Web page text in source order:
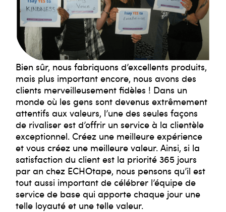
Bien sûr, nous fabriquons d’excellents produits,
mais plus important encore, nous avons des
clients merveilleusement fidèles ! Dans un
monde où les gens sont devenus extrêmement
attentifs aux valeurs, l’une des seules façons
de rivaliser est d’offrir un service à la clientèle
exceptionnel.Créez une meilleure expérience
et vous créez une meilleure valeur. Ainsi, si la
satisfaction du client est la priorité 365 jours
par an chez ECHOtape, nous pensons qu’il est
tout aussi important de célébrer l’équipe de
service de base qui apporte chaque jour une
telle loyauté et une telle valeur.